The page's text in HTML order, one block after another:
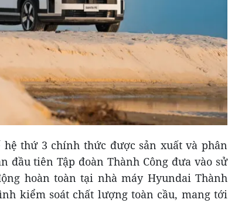
hệ thứ 3 chính thức được sản xuất và phân
đầu tiên Tập đoàn Thành Công đưa vào sử
hoàn toàn tại nhà máy Hyundai Thành
kiểm soát chất lượng toàn cầu, mang tới